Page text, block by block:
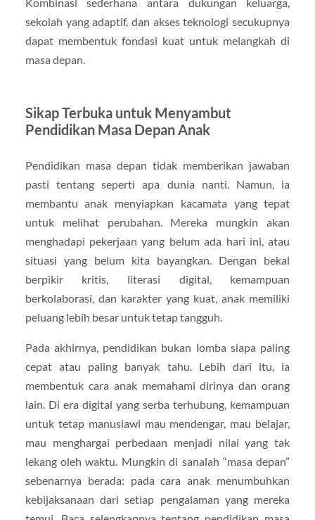
sekolah yang adaptif, dan akses teknologi secukupnya
dapat membentuk fondasi kuat untuk melangkah di
masa depan.
Sikap Terbuka untuk Menyambut
Pendidikan Masa Depan Anak
Pendidikan masa depan tidak memberikan jawaban
pasti tentang seperti apa dunia nanti. Namun, ia
membantu anak menyiapkan kacamata yang tepat
untuk melihat perubahan. Mereka mungkin akan
menghadapi pekerjaan yang belum ada hari ini, atau
situasi yang belum kita bayangkan. Dengan bekal
berpikir kritis, literasi digital, kemampuan
berkolaborasi, dan karakter yang kuat, anak memiliki
peluang lebih besar untuk tetap tangguh.
Pada akhirnya, pendidikan bukan lomba siapa paling
cepat atau paling banyak tahu. Lebih dari itu, ia
membentuk cara anak memahami dirinya dan orang
lain. Di era digital yang serba terhubung, kemampuan
untuk tetap manusiawi mau mendengar, mau belajar,
mau menghargai perbedaan menjadi nilai yang tak
lekang oleh waktu. Mungkin di sanalah “masa depan”
sebenarnya berada: pada cara anak menumbuhkan
kebijaksanaan dari setiap pengalaman yang mereka